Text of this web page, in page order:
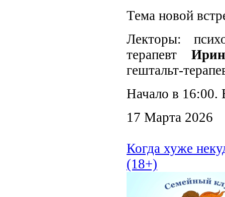
Тема новой
Лекторы:
терапевт
гештальт-
Начало в 16:00.
17 Марта 2026
Когда хуже
(18+)